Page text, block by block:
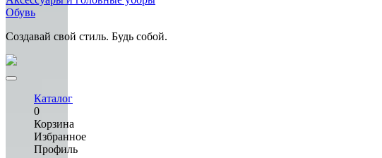
Обувь
Создавай свой стиль. Будь собой.
Каталог
0
Корзина
Избранное
Профиль